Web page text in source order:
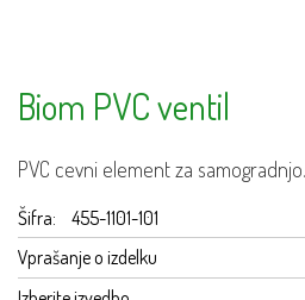
Biom PVC ventil
PVC cevni element za samogradnjo.
Šifra:
455-1101-101
Vprašanje o izdelku